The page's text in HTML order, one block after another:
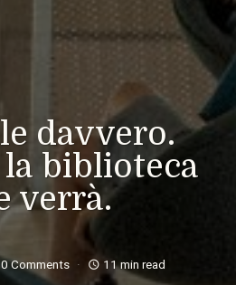
davvero.
la biblioteca
verrà.
0 Comments access_time 11 min read